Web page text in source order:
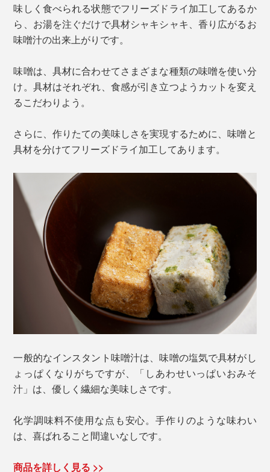
味しく食べられる状態でフリーズドライ加工してあるか
ら、お湯を注ぐだけで具材シャキシャキ、香り広がるお
味噌汁の出来上がりです。
味噌は、具材に合わせてさまざまな種類の味噌を使い分
け。具材はそれぞれ、食感が引き立つようカットを変え
るこだわりよう。
さらに、作りたての美味しさを実現するために、味噌と
具材を分けてフリーズドライ加工してあります。
一般的なインスタント味噌汁は、味噌の塩気で具材がし
ょっぱくなりがちですが、「しあわせいっぱいおみそ
汁」は、優しく繊細な美味しさです。
化学調味料不使用な点も安心。手作りのような味わい
は、喜ばれること間違いなしです。
商品を詳しく見る >>